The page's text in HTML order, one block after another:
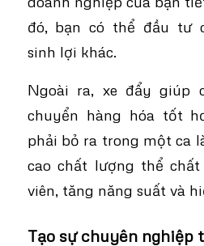
đó, bạn có thể đầu tư
sinh lợi khác.
Ngoài ra, xe đẩy giúp
chuyển hàng hóa tốt
phải bỏ ra trong một ca
cao chất lượng thể
viên, tăng năng suất và
Tạo sự chuyên nghiệp